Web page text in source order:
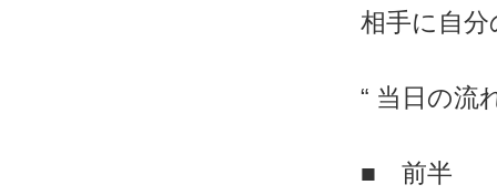
相手に自
“ 当日の流
■ 前半 3